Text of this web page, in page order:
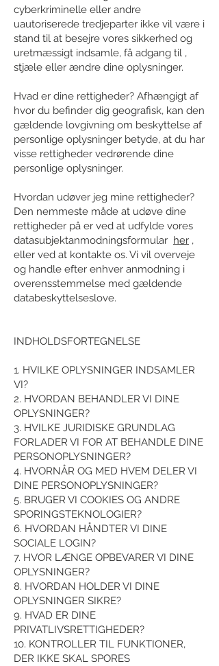
cyberkriminelle eller andre
uautoriserede tredjeparter ikke vil være i
stand til at besejre vores sikkerhed og
uretmæssigt indsamle, få adgang til ,
stjæle eller ændre dine oplysninger.
Hvad er dine rettigheder? Afhængigt af
hvor du befinder dig geografisk, kan den
gældende lovgivning om beskyttelse af
personlige oplysninger betyde, at du har
visse rettigheder vedrørende dine
personlige oplysninger.
Hvordan udøver jeg mine rettigheder?
Den nemmeste måde at udøve dine
rettigheder på er ved at udfylde vores
datasubjektanmodningsformular her ,
eller ved at kontakte os. Vi vil overveje
og handle efter enhver anmodning i
overensstemmelse med gældende
databeskyttelseslove.
INDHOLDSFORTEGNELSE
1. HVILKE OPLYSNINGER INDSAMLER
VI?
2. HVORDAN BEHANDLER VI DINE
OPLYSNINGER?
3. HVILKE JURIDISKE GRUNDLAG
FORLADER VI FOR AT BEHANDLE DINE
PERSONOPLYSNINGER?
4. HVORNÅR OG MED HVEM DELER VI
DINE PERSONOPLYSNINGER?
5. BRUGER VI COOKIES OG ANDRE
SPORINGSTEKNOLOGIER?
6. HVORDAN HÅNDTER VI DINE
SOCIALE LOGIN?
7. HVOR LÆNGE OPBEVARER VI DINE
OPLYSNINGER?
8. HVORDAN HOLDER VI DINE
OPLYSNINGER SIKRE?
9. HVAD ER DINE
PRIVATLIVSRETTIGHEDER?
10. KONTROLLER TIL FUNKTIONER,
DER IKKE SKAL SPORES